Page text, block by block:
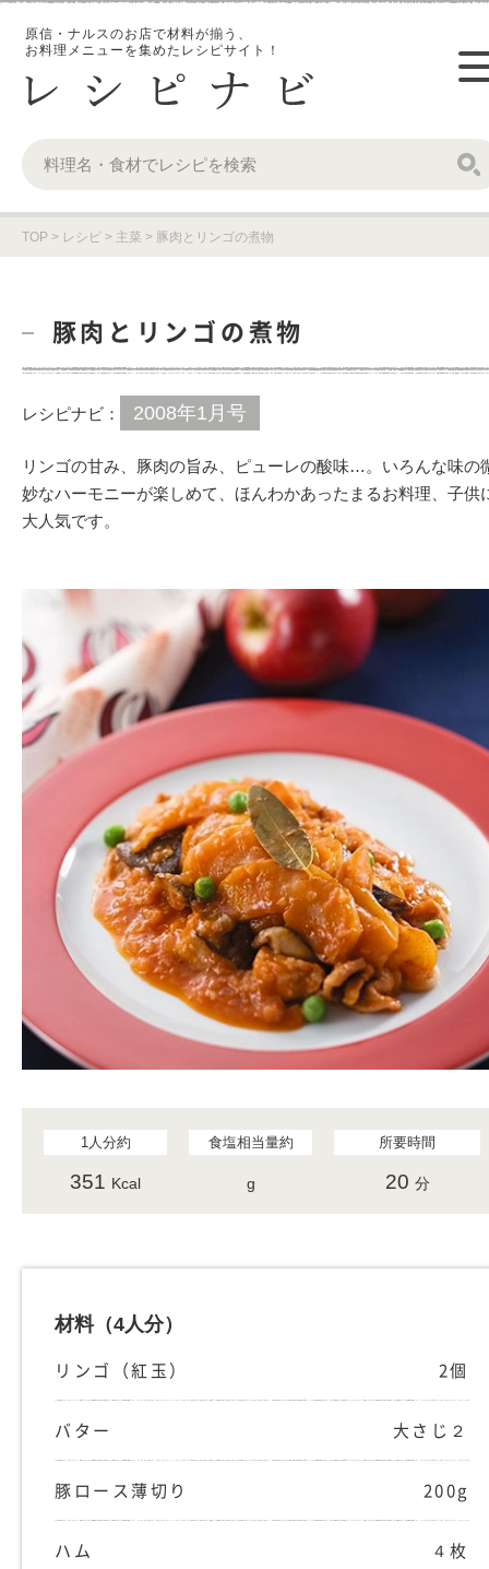
原信・ナルスのお店で材料が揃う、
お料理メニューを集めたレシピサイト！
TOP > レシピ > 主菜 > 豚肉とリンゴの煮物
豚肉とリンゴの煮物
レシピナビ： 2008年1月号
リンゴの甘み、豚肉の旨み、ピューレの酸味…。いろんな味の
妙なハーモニーが楽しめて、ほんわかあったまるお料理、子供
大人気です。
1人分約
351 Kcal
食塩相当量約
g
所要時間
20 分
材料（4人分）
リンゴ（紅玉） 2個
バター 大さじ２
豚ロース薄切り 200g
ハム ４枚